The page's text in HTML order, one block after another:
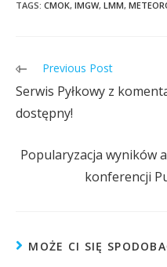
TAGS: CMOK, IMGW, LMM,
Previous Post
Serwis Pyłkowy z
dostępny!
Popularyzacja wyników
konferencji
MOŻE CI SIĘ